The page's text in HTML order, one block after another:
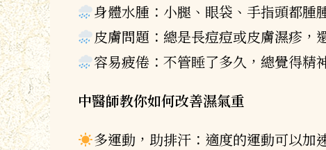
身體水腫：小腿、眼袋、手指頭都腫
皮膚問題：總是長痘痘或皮膚濕疹，
容易疲倦：不管睡了多久，總覺得精
中醫師教你如何改善濕氣重
多運動，助排汗：適度的運動可以加